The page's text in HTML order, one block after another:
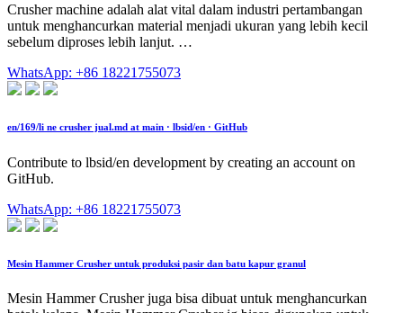
Crusher machine adalah alat vital dalam industri pertambangan
untuk menghancurkan material menjadi ukuran yang lebih kecil
sebelum diproses lebih lanjut. …
WhatsApp: +86 18221755073
en/169/li ne crusher jual.md at main · lbsid/en · GitHub
Contribute to lbsid/en development by creating an account on
GitHub.
WhatsApp: +86 18221755073
Mesin Hammer Crusher untuk produksi pasir dan batu kapur granul
Mesin Hammer Crusher juga bisa dibuat untuk menghancurkan